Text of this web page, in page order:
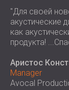
"Для своей
акустические
как
продукта!
Аристос
Manager
Avocal